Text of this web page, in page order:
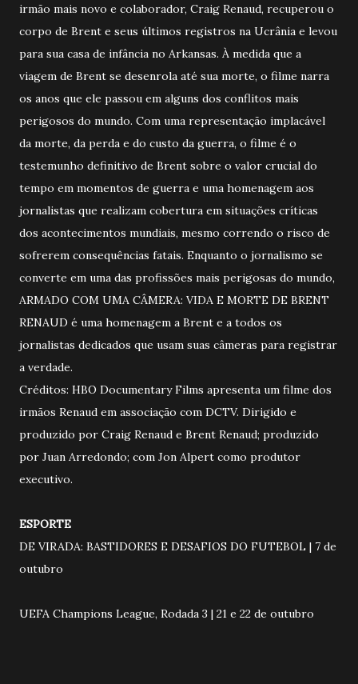
irmão mais novo e colaborador, Craig Renaud, recuperou o
corpo de Brent e seus últimos registros na Ucrânia e levou
para sua casa de infância no Arkansas. À medida que a
viagem de Brent se desenrola até sua morte, o filme narra
os anos que ele passou em alguns dos conflitos mais
perigosos do mundo. Com uma representação implacável
da morte, da perda e do custo da guerra, o filme é o
testemunho definitivo de Brent sobre o valor crucial do
tempo em momentos de guerra e uma homenagem aos
jornalistas que realizam cobertura em situações críticas
dos acontecimentos mundiais, mesmo correndo o risco de
sofrerem consequências fatais. Enquanto o jornalismo se
converte em uma das profissões mais perigosas do mundo,
ARMADO COM UMA CÂMERA: VIDA E MORTE DE BRENT
RENAUD é uma homenagem a Brent e a todos os
jornalistas dedicados que usam suas câmeras para registrar
a verdade.
Créditos: HBO Documentary Films apresenta um filme dos
irmãos Renaud em associação com DCTV. Dirigido e
produzido por Craig Renaud e Brent Renaud; produzido
por Juan Arredondo; com Jon Alpert como produtor
executivo.
ESPORTE
DE VIRADA: BASTIDORES E DESAFIOS DO FUTEBOL | 7 de
outubro
UEFA Champions League, Rodada 3 | 21 e 22 de outubro